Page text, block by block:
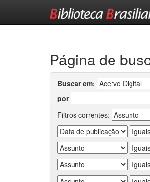
Página de
Buscar em:
por
Filtros correntes: